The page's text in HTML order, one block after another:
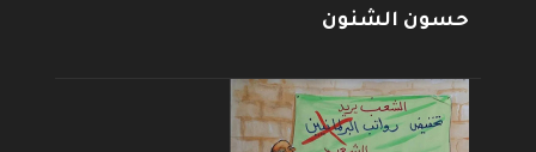
حسون الشنون